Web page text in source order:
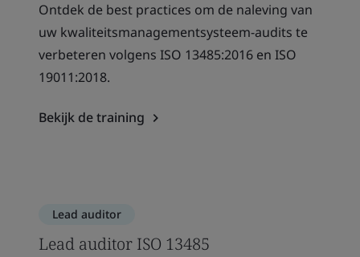
Ontdek de best practices om de naleving van
uw kwaliteitsmanagementsysteem-audits te
verbeteren volgens ISO 13485:2016 en ISO
19011:2018.
Bekijk de training
Lead auditor
Lead auditor ISO 13485